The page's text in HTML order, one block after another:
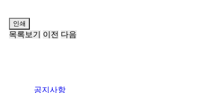
인쇄
목록보기 이전 다음
공지사항